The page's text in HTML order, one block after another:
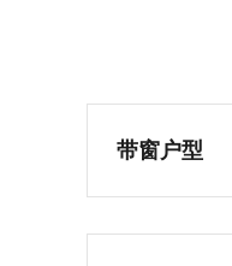
带窗户型